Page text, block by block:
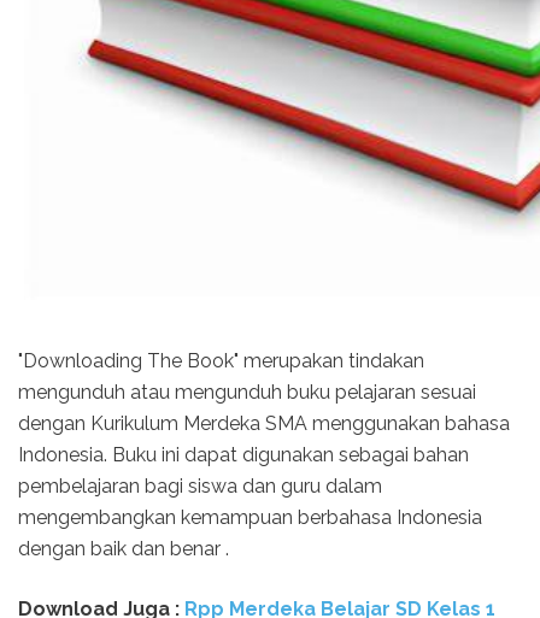
"Downloading The Book" merupakan tindakan
mengunduh atau mengunduh buku pelajaran sesuai
dengan Kurikulum Merdeka SMA menggunakan bahasa
Indonesia. Buku ini dapat digunakan sebagai bahan
pembelajaran bagi siswa dan guru dalam
mengembangkan kemampuan berbahasa Indonesia
dengan baik dan benar .
Download Juga : Rpp Merdeka Belajar SD Kelas 1